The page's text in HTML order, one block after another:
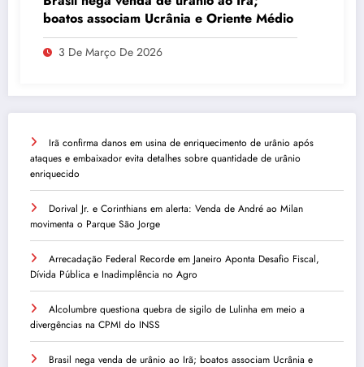
boatos associam Ucrânia e Oriente Médio
3 De Março De 2026
Irã confirma danos em usina de enriquecimento de urânio após
ataques e embaixador evita detalhes sobre quantidade de urânio
enriquecido
Dorival Jr. e Corinthians em alerta: Venda de André ao Milan
movimenta o Parque São Jorge
Arrecadação Federal Recorde em Janeiro Aponta Desafio Fiscal,
Dívida Pública e Inadimplência no Agro
Alcolumbre questiona quebra de sigilo de Lulinha em meio a
divergências na CPMI do INSS
Brasil nega venda de urânio ao Irã; boatos associam Ucrânia e